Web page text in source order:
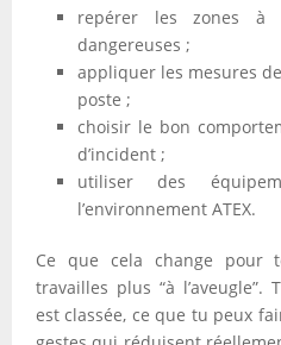
repérer les zones à
dangereuses ;
appliquer les mesures
poste ;
choisir le bon
d’incident ;
utiliser des
l’environnement ATEX.
Ce que cela change pour
travailles plus “à
est classée, ce que tu peux